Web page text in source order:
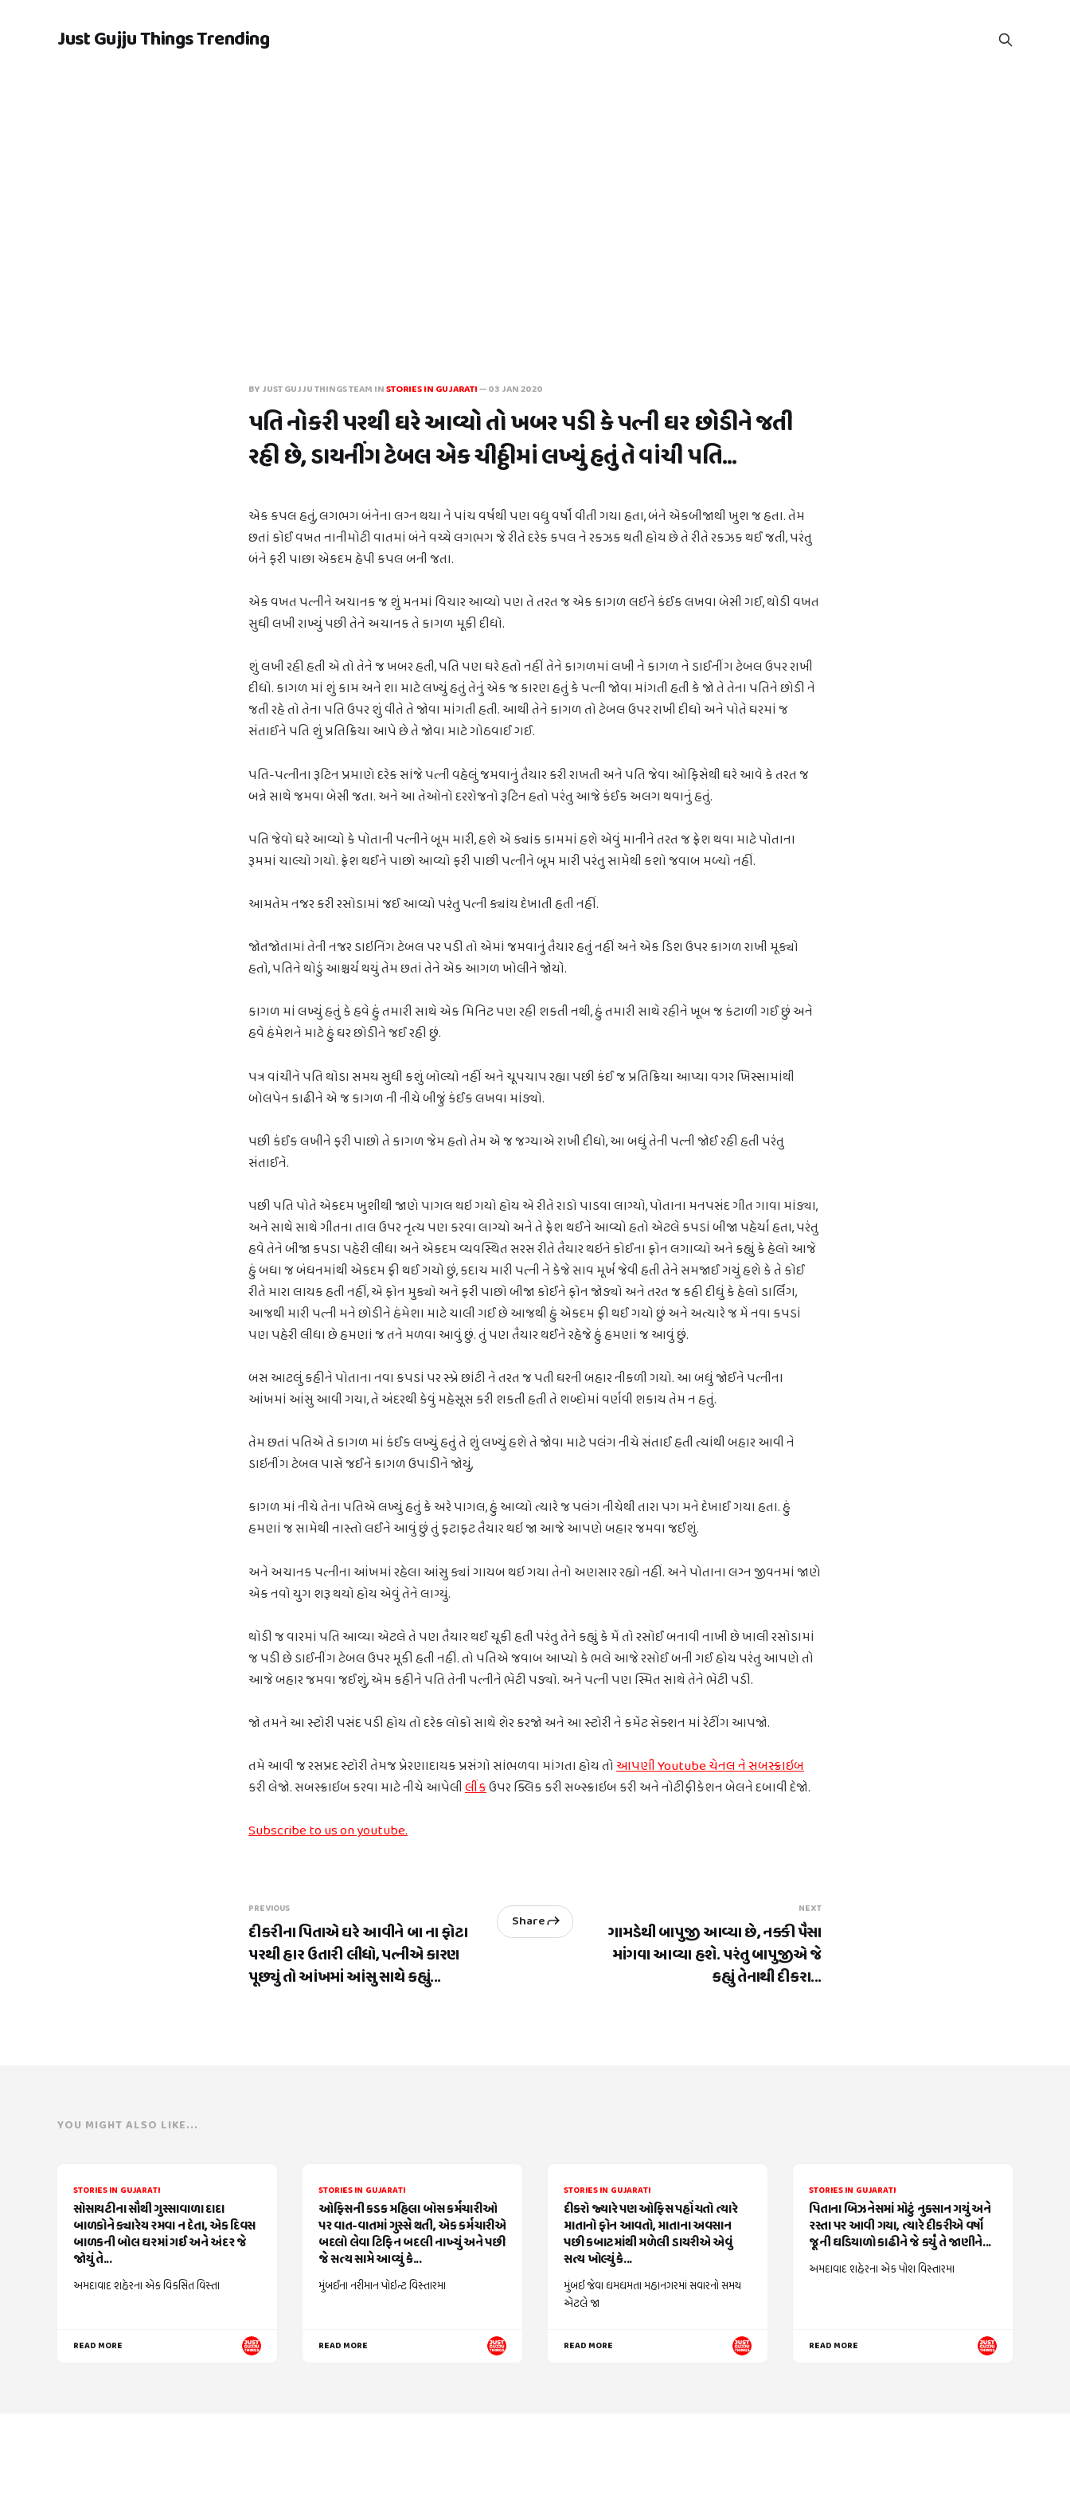
Just Gujju Things Trending
BY JUST GUJJU THINGS TEAM INSTORIES IN GUJARATI—03 JAN 2020
પતિ નોકરી પરથી ઘરે આવ્યો તો ખબર પડી કે પત્ની ઘર છોડીને જતી
રહી છે, ડાયનીંગ ટેબલ એક ચીઠ્ઠીમાં લખ્યું હતું તે વાંચી પતિ...
એક કપલ હતું, લગભગ બંનેના લગ્ન થયા ને પાંચ વર્ષથી પણ વધુ વર્ષો વીતી ગયા હતા, બંને એકબીજાથી ખુશ જ હતા. તેમ
છતાં કોઈ વખત નાનીમોટી વાતમાં બંને વચ્ચે લગભગ જે રીતે દરેક કપલ ને રકઝક થતી હોય છે તે રીતે રકઝક થઈ જતી, પરંતુ
બંને ફરી પાછા એકદમ હેપી કપલ બની જતા.
એક વખત પત્નીને અચાનક જ શું મનમાં વિચાર આવ્યો પણ તે તરત જ એક કાગળ લઈને કંઈક લખવા બેસી ગઈ, થોડી વખત
સુધી લખી રાખ્યું પછી તેને અચાનક તે કાગળ મૂકી દીધો.
શું લખી રહી હતી એ તો તેને જ ખબર હતી, પતિ પણ ઘરે હતો નહીં તેને કાગળમાં લખી ને કાગળ ને ડાઈનીંગ ટેબલ ઉપર રાખી
દીધો. કાગળ માં શું કામ અને શા માટે લખ્યું હતું તેનું એક જ કારણ હતું કે પત્ની જોવા માંગતી હતી કે જો તે તેના પતિને છોડી ને
જતી રહે તો તેના પતિ ઉપર શું વીતે તે જોવા માંગતી હતી. આથી તેને કાગળ તો ટેબલ ઉપર રાખી દીધો અને પોતે ઘરમાં જ
સંતાઈને પતિ શું પ્રતિક્રિયા આપે છે તે જોવા માટે ગોઠવાઈ ગઈ.
પતિ-પત્નીના રૂટિન પ્રમાણે દરેક સાંજે પત્ની વહેલું જમવાનું તૈયાર કરી રાખતી અને પતિ જેવા ઓફિસેથી ઘરે આવે કે તરત જ
બન્ને સાથે જમવા બેસી જતા. અને આ તેઓનો દરરોજનો રૂટિન હતો પરંતુ આજે કંઈક અલગ થવાનું હતું.
પતિ જેવો ઘરે આવ્યો કે પોતાની પત્નીને બૂમ મારી, હશે એ ક્યાંક કામમાં હશે એવું માનીને તરત જ ફ્રેશ થવા માટે પોતાના
રૂમમાં ચાલ્યો ગયો. ફ્રેશ થઈને પાછો આવ્યો ફરી પાછી પત્નીને બૂમ મારી પરંતુ સામેથી કશો જવાબ મળ્યો નહીં.
આમતેમ નજર કરી રસોડામાં જઈ આવ્યો પરંતુ પત્ની ક્યાંય દેખાતી હતી નહીં.
જોતજોતામાં તેની નજર ડાઇનિંગ ટેબલ પર પડી તો એમાં જમવાનું તૈયાર હતું નહીં અને એક ડિશ ઉપર કાગળ રાખી મૂક્યો
હતો, પતિને થોડું આશ્ચર્ય થયું તેમ છતાં તેને એક આગળ ખોલીને જોયો.
કાગળ માં લખ્યું હતું કે હવે હું તમારી સાથે એક મિનિટ પણ રહી શકતી નથી, હું તમારી સાથે રહીને ખૂબ જ કંટાળી ગઈ છું અને
હવે હંમેશને માટે હું ઘર છોડીને જઈ રહી છું.
પત્ર વાંચીને પતિ થોડા સમય સુધી કશું બોલ્યો નહીં અને ચૂપચાપ રહ્યા પછી કંઈ જ પ્રતિક્રિયા આપ્યા વગર ખિસ્સામાંથી
બોલપેન કાઢીને એ જ કાગળ ની નીચે બીજું કંઈક લખવા માંડ્યો.
પછી કંઈક લખીને ફરી પાછો તે કાગળ જેમ હતો તેમ એ જ જગ્યાએ રાખી દીધો, આ બધું તેની પત્ની જોઈ રહી હતી પરંતુ
સંતાઈને.
પછી પતિ પોતે એકદમ ખુશીથી જાણે પાગલ થઇ ગયો હોય એ રીતે રાડો પાડવા લાગ્યો, પોતાના મનપસંદ ગીત ગાવા માંડ્યા,
અને સાથે સાથે ગીતના તાલ ઉપર નૃત્ય પણ કરવા લાગ્યો અને તે ફ્રેશ થઈને આવ્યો હતો એટલે કપડાં બીજા પહેર્યા હતા, પરંતુ
હવે તેને બીજા કપડા પહેરી લીધા અને એકદમ વ્યવસ્થિત સરસ રીતે તૈયાર થઇને કોઈના ફોન લગાવ્યો અને કહ્યું કે હેલો આજે
હું બધા જ બંધનમાંથી એકદમ ફ્રી થઈ ગયો છું, કદાચ મારી પત્ની ને કેજે સાવ મૂર્ખ જેવી હતી તેને સમજાઈ ગયું હશે કે તે કોઈ
રીતે મારા લાયક હતી નહીં, એ ફોન મુક્યો અને ફરી પાછો બીજા કોઈને ફોન જોડ્યો અને તરત જ કહી દીધું કે હેલો ડાર્લિંગ,
આજથી મારી પત્ની મને છોડીને હંમેશા માટે ચાલી ગઈ છે આજથી હું એકદમ ફ્રી થઈ ગયો છું અને અત્યારે જ મેં નવા કપડાં
પણ પહેરી લીધા છે હમણાં જ તને મળવા આવું છું. તું પણ તૈયાર થઈને રહેજે હું હમણાં જ આવું છું.
બસ આટલું કહીને પોતાના નવા કપડાં પર સ્પ્રે છાંટી ને તરત જ પતી ઘરની બહાર નીકળી ગયો. આ બધું જોઈને પત્નીના
આંખમાં આંસુ આવી ગયા, તે અંદરથી કેવું મહેસૂસ કરી શકતી હતી તે શબ્દોમાં વર્ણવી શકાય તેમ ન હતું.
તેમ છતાં પતિએ તે કાગળ માં કંઈક લખ્યું હતું તે શું લખ્યું હશે તે જોવા માટે પલંગ નીચે સંતાઈ હતી ત્યાંથી બહાર આવી ને
ડાઇનીંગ ટેબલ પાસે જઈને કાગળ ઉપાડીને જોયું,
કાગળ માં નીચે તેના પતિએ લખ્યું હતું કે અરે પાગલ, હું આવ્યો ત્યારે જ પલંગ નીચેથી તારા પગ મને દેખાઈ ગયા હતા. હું
હમણાં જ સામેથી નાસ્તો લઈને આવું છું તું ફટાફટ તૈયાર થઇ જા આજે આપણે બહાર જમવા જઈશું.
અને અચાનક પત્નીના આંખમાં રહેલા આંસુ ક્યાં ગાયબ થઇ ગયા તેનો અણસાર રહ્યો નહીં. અને પોતાના લગ્ન જીવનમાં જાણે
એક નવો યુગ શરૂ થયો હોય એવું તેને લાગ્યું.
થોડી જ વારમાં પતિ આવ્યા એટલે તે પણ તૈયાર થઈ ચૂકી હતી પરંતુ તેને કહ્યું કે મેં તો રસોઈ બનાવી નાખી છે ખાલી રસોડામાં
જ પડી છે ડાઈનીંગ ટેબલ ઉપર મૂકી હતી નહીં. તો પતિએ જવાબ આપ્યો કે ભલે આજે રસોઈ બની ગઈ હોય પરંતુ આપણે તો
આજે બહાર જમવા જઈશું, એમ કહીને પતિ તેની પત્નીને ભેટી પડ્યો. અને પત્ની પણ સ્મિત સાથે તેને ભેટી પડી.
જો તમને આ સ્ટોરી પસંદ પડી હોય તો દરેક લોકો સાથે શેર કરજો અને આ સ્ટોરી ને કમેંટ સેક્શન માં રેટીંગ આપજો.
તમે આવી જ રસપ્રદ સ્ટોરી તેમજ પ્રેરણાદાયક પ્રસંગો સાંભળવા માંગતા હોય તોઆપણી Youtube ચેનલ ને સબસ્ક્રાઇબ
કરી લેજો. સબસ્ક્રાઇબ કરવા માટે નીચે આપેલીલીંકઉપર ક્લિક કરી સબ્સ્ક્રાઇબ કરી અને નોટીફીકેશન બેલને દબાવી દેજો.
Subscribe to us on youtube.
PREVIOUS
દીકરીના પિતાએ ઘરે આવીને બા ના ફોટા
પરથી હાર ઉતારી લીધો, પત્નીએ કારણ
પૂછ્યું તો આંખમાં આંસુ સાથે કહ્યું...
Share
NEXT
ગામડેથી બાપુજી આવ્યા છે, નક્કી પૈસા
માંગવા આવ્યા હશે. પરંતુ બાપુજીએ જે
કહ્યું તેનાથી દીકરા...
YOU MIGHT ALSO LIKE...
STORIES IN GUJARATI
સોસાયટીના સૌથી ગુસ્સાવાળા દાદા
બાળકોને ક્યારેય રમવા ન દેતા, એક દિવસ
બાળકની બોલ ઘરમાં ગઈ અને અંદર જે
જોયું તે...
અમદાવાદ શહેરના એક વિકસિત વિસ્તા
READ MORE
STORIES IN GUJARATI
ઓફિસની કડક મહિલા બોસ કર્મચારીઓ
પર વાત-વાતમાં ગુસ્સે થતી, એક કર્મચારીએ
બદલો લેવા ટિફિન બદલી નાખ્યું અને પછી
જે સત્ય સામે આવ્યું કે...
મુંબઈના નરીમાન પોઇન્ટ વિસ્તારમા
READ MORE
STORIES IN GUJARATI
દીકરો જ્યારે પણ ઓફિસ પહોંચતો ત્યારે
માતાનો ફોન આવતો, માતાના અવસાન
પછી કબાટમાંથી મળેલી ડાયરીએ એવું
સત્ય ખોલ્યું કે...
મુંબઈ જેવા ધમધમતા મહાનગરમાં સવારનો સમય
એટલે જા
READ MORE
STORIES IN GUJARATI
પિતાના બિઝનેસમાં મોટું નુકસાન ગયું અને
રસ્તા પર આવી ગયા, ત્યારે દીકરીએ વર્ષો
જૂની ઘડિયાળો કાઢીને જે કર્યું તે જાણીને...
અમદાવાદ શહેરના એક પોશ વિસ્તારમા
READ MORE